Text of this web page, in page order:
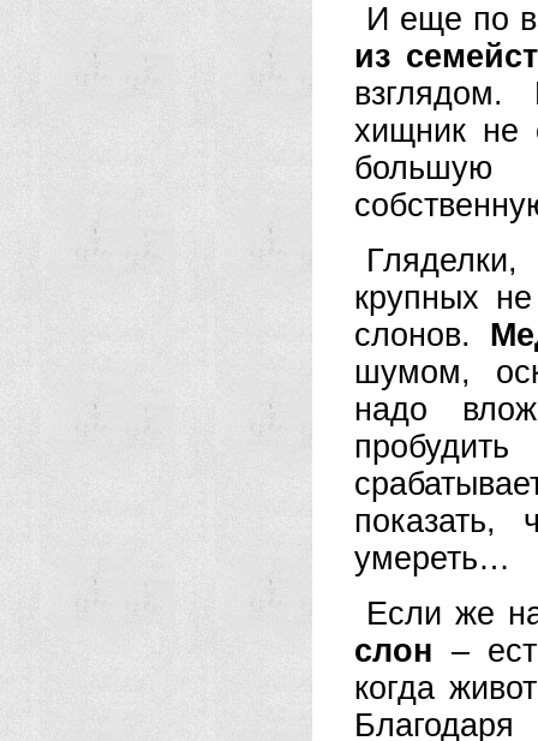
И еще по
из
взглядом.
хищник не
большую
крупных
слонов.
шумом,
надо
умереть…
Если же
слон –
когда